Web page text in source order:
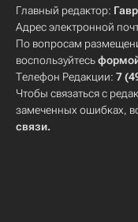
Главный редактор:
Адрес электронной
По вопросам
воспользуйтесь
Телефон Редакции: 7
Чтобы связаться с
замеченных ошибках,
связи.